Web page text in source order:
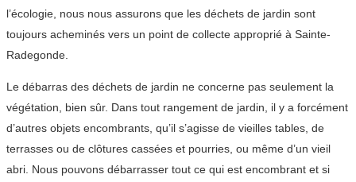
l’écologie, nous nous assurons que les déchets de jardin sont
toujours acheminés vers un point de collecte approprié à Sainte-
Radegonde.
Le débarras des déchets de jardin ne concerne pas seulement la
végétation, bien sûr. Dans tout rangement de jardin, il y a forcément
d’autres objets encombrants, qu’il s’agisse de vieilles tables, de
terrasses ou de clôtures cassées et pourries, ou même d’un vieil
abri. Nous pouvons débarrasser tout ce qui est encombrant et si